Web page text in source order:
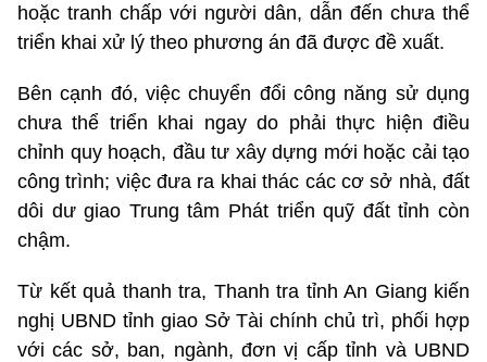
hoặc tranh chấp với người dân, dẫn đến chưa thể
triển khai xử lý theo phương án đã được đề xuất.
Bên cạnh đó, việc chuyển đổi công năng sử dụng
chưa thể triển khai ngay do phải thực hiện điều
chỉnh quy hoạch, đầu tư xây dựng mới hoặc cải tạo
công trình; việc đưa ra khai thác các cơ sở nhà, đất
dôi dư giao Trung tâm Phát triển quỹ đất tỉnh còn
chậm.
Từ kết quả thanh tra, Thanh tra tỉnh An Giang kiến
nghị UBND tỉnh giao Sở Tài chính chủ trì, phối hợp
với các sở, ban, ngành, đơn vị cấp tỉnh và UBND